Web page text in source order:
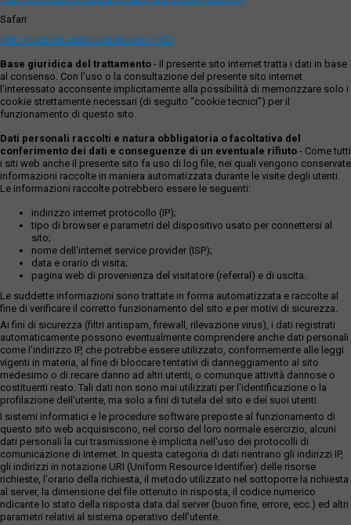
Safari
http://support.apple.com/kb/ph11920
Base giuridica del trattamento - Il presente sito internet tratta i dati in base
al consenso. Con l'uso o la consultazione del presente sito internet
l’interessato acconsente implicitamente alla possibilità di memorizzare solo i
cookie strettamente necessari (di seguito “cookie tecnici”) per il
funzionamento di questo sito.
Dati personali raccolti e natura obbligatoria o facoltativa del
conferimento dei dati e conseguenze di un eventuale rifiuto - Come tutti
i siti web anche il presente sito fa uso di log file, nei quali vengono conservate
informazioni raccolte in maniera automatizzata durante le visite degli utenti.
Le informazioni raccolte potrebbero essere le seguenti:
indirizzo internet protocollo (IP);
tipo di browser e parametri del dispositivo usato per connettersi al
sito;
nome dell'internet service provider (ISP);
data e orario di visita;
pagina web di provenienza del visitatore (referral) e di uscita.
Le suddette informazioni sono trattate in forma automatizzata e raccolte al
fine di verificare il corretto funzionamento del sito e per motivi di sicurezza.
Ai fini di sicurezza (filtri antispam, firewall, rilevazione virus), i dati registrati
automaticamente possono eventualmente comprendere anche dati personali
come l'indirizzo IP, che potrebbe essere utilizzato, conformemente alle leggi
vigenti in materia, al fine di bloccare tentativi di danneggiamento al sito
medesimo o di recare danno ad altri utenti, o comunque attività dannose o
costituenti reato. Tali dati non sono mai utilizzati per l'identificazione o la
profilazione dell'utente, ma solo a fini di tutela del sito e dei suoi utenti.
I sistemi informatici e le procedure software preposte al funzionamento di
questo sito web acquisiscono, nel corso del loro normale esercizio, alcuni
dati personali la cui trasmissione è implicita nell'uso dei protocolli di
comunicazione di Internet. In questa categoria di dati rientrano gli indirizzi IP,
gli indirizzi in notazione URI (Uniform Resource Identifier) delle risorse
richieste, l'orario della richiesta, il metodo utilizzato nel sottoporre la richiesta
al server, la dimensione del file ottenuto in risposta, il codice numerico
ndicante lo stato della risposta data dal server (buon fine, errore, ecc.) ed altri
parametri relativi al sistema operativo dell'utente.